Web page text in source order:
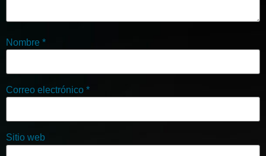
Nombre *
Correo electrónico *
Sitio web